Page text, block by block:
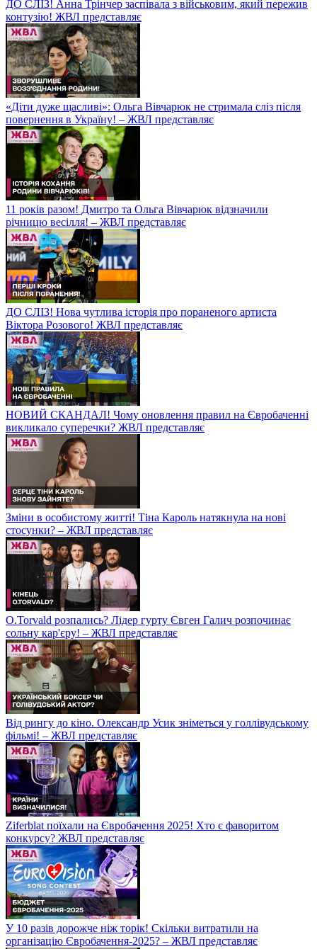
ДО СЛІЗ! Анна Трінчер заспівала з військовим, який пережив
контузію! ЖВЛ представляє
«Діти дуже щасливі»: Ольга Вівчарюк не стримала сліз після
повернення в Україну! – ЖВЛ представляє
11 років разом! Дмитро та Ольга Вівчарюк відзначили
річницю весілля! – ЖВЛ представляє
ДО СЛІЗ! Нова чутлива історія про пораненого артиста
Віктора Розового! ЖВЛ представляє
НОВИЙ СКАНДАЛ! Чому оновлення правил на Євробаченні
викликало суперечки? ЖВЛ представляє
Зміни в особистому житті! Тіна Кароль натякнула на нові
стосунки? – ЖВЛ представляє
O.Torvald розпались? Лідер гурту Євген Галич розпочинає
сольну кар'єру! – ЖВЛ представляє
Від рингу до кіно. Олександр Усик зніметься у голлівудському
фільмі! – ЖВЛ представляє
Ziferblat поїхали на Євробачення 2025! Хто є фаворитом
конкурсу? ЖВЛ представляє
У 10 разів дорожче ніж торік! Скільки витратили на
організацію Євробачення-2025? – ЖВЛ представляє